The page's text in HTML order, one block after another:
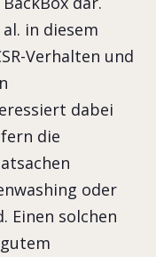
in diesem
Verhalten und
dabei
die
oder
Einen solchen